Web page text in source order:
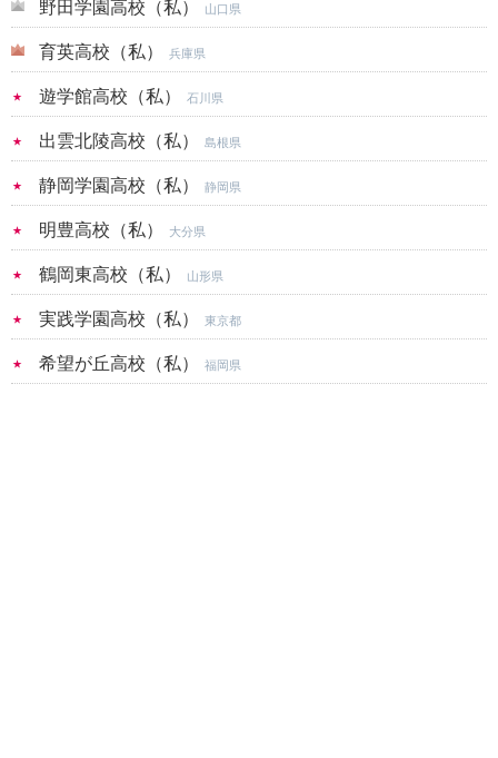
野田学園高校（私） 山口県
育英高校（私） 兵庫県
遊学館高校（私） 石川県
出雲北陵高校（私） 島根県
静岡学園高校（私） 静岡県
明豊高校（私） 大分県
鶴岡東高校（私） 山形県
実践学園高校（私） 東京都
希望が丘高校（私） 福岡県